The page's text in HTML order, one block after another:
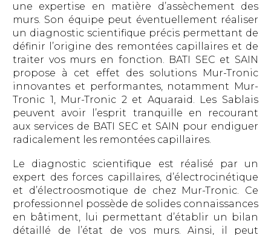
une expertise en matière d’assèchement des
murs. Son équipe peut éventuellement réaliser
un diagnostic scientifique précis permettant de
définir l’origine des remontées capillaires et de
traiter vos murs en fonction. BATI SEC et SAIN
propose à cet effet des solutions Mur-Tronic
innovantes et performantes, notamment Mur-
Tronic 1, Mur-Tronic 2 et Aquaraid. Les Sablais
peuvent avoir l’esprit tranquille en recourant
aux services de BATI SEC et SAIN pour endiguer
radicalement les remontées capillaires.
Le diagnostic scientifique est réalisé par un
expert des forces capillaires, d’électrocinétique
et d’électroosmotique de chez Mur-Tronic. Ce
professionnel possède de solides connaissances
en bâtiment, lui permettant d’établir un bilan
détaillé de l’état de vos murs. Ainsi, il peut